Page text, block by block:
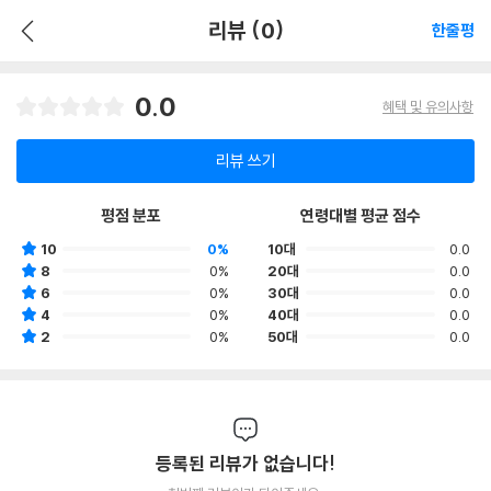
리뷰 (0) 한줄평
0.0 혜택 및 유의사항
리뷰 쓰기
평점 분포
10
0%
8
0%
6
0%
4
0%
2
0%
연령대별 평균 점수
10대
0.0
20대
0.0
30대
0.0
40대
0.0
50대
0.0
등록된 리뷰가 없습니다!